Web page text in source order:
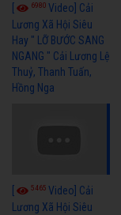
6980 Video] Cải
Lương Xã Hội Siêu
Hay " LỠ BƯỚC SANG
NGANG " Cải Lương Lệ
Thuỷ, Thanh Tuấn,
Hồng Nga
5465 Video] Cải
Lương Xã Hội Siêu